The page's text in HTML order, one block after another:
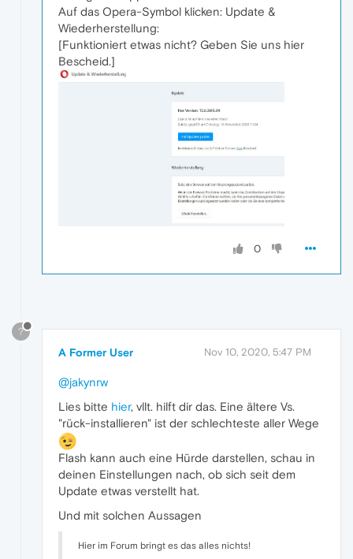
Auf das Opera-Symbol klicken: Update &
Wiederherstellung:
[Funktioniert etwas nicht? Geben Sie uns hier
Bescheid.]
0
?
A Former User Nov 10, 2020, 5:47 PM
@jakynrw
Lies bitte hier, vllt. hilft dir das. Eine ältere Vs.
"rück-installieren" ist der schlechteste aller Wege
Flash kann auch eine Hürde darstellen, schau in
deinen Einstellungen nach, ob sich seit dem
Update etwas verstellt hat.
Und mit solchen Aussagen
Hier im Forum bringt es das alles nichts!